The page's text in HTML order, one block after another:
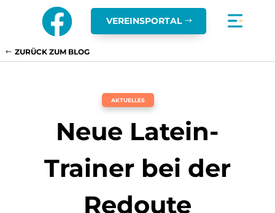
 VEREINSPORTAL
ZURÜCK ZUM BLOG
AKTUELLES
Neue Latein-
Trainer bei der
Redoute